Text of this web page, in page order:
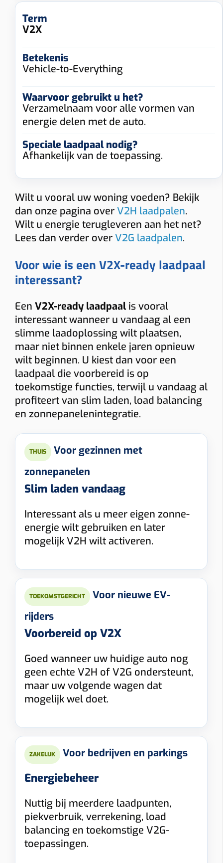
V2X
Vehicle-to-Everything
Verzamelnaam voor alle vormen van
energie delen met de auto.
Afhankelijk van de toepassing.
Wilt u vooral uw woning voeden? Bekijk
dan onze pagina overV2H laadpalen.
Wilt u energie terugleveren aan het net?
Lees dan verder overV2G laadpalen.
Voor wie is een V2X-ready laadpaal
interessant?
Een V2X-ready laadpaal is vooral
interessant wanneer u vandaag al een
slimme laadoplossing wilt plaatsen,
maar niet binnen enkele jaren opnieuw
wilt beginnen. U kiest dan voor een
laadpaal die voorbereid is op
toekomstige functies, terwijl u vandaag al
profiteert van slim laden, load balancing
en zonnepanelenintegratie.
THUIS
Voor gezinnen met
zonnepanelen
Slim laden vandaag
Interessant als u meer eigen zonne-
energie wilt gebruiken en later
mogelijk V2H wilt activeren.
TOEKOMSTGERICHT
Voor nieuwe EV-
rijders
Voorbereid op V2X
Goed wanneer uw huidige auto nog
geen echte V2H of V2G ondersteunt,
maar uw volgende wagen dat
mogelijk wel doet.
ZAKELIJK Voor bedrijven en parkings
Energiebeheer
Nuttig bij meerdere laadpunten,
piekverbruik, verrekening, load
balancing en toekomstige V2G-
toepassingen.